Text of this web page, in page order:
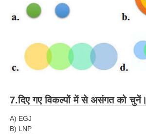
RRB NTPC Eligibility
RRB NTPC रेल्वे भर्ती बोर्ड
JE
RRB जूनियर इंजीनियर
7.दिए गए विकल्पों में से असंगत को चुनें।
A) EGJ
B) LNP